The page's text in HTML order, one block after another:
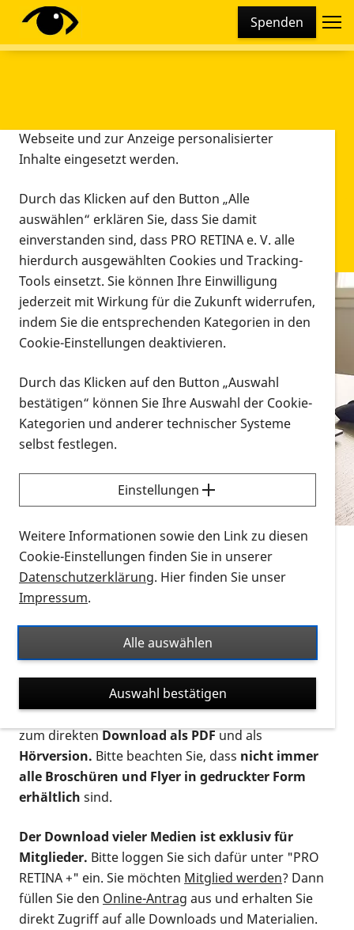
Spenden
Infomaterial
Infomaterial
Vorlesen
Alle Infomaterialien in verschiedenen
Formaten an einem Ort
Sie möchten wissen, wie Sie nach Infonmaterial
suchen und dieses bestellen bzw. herunterladen
können? Schauen Sie sich dieErklärvideos zum
Thema Infomaterial auf der PRO RETINA-Website
für blinde und sehbehinderte Menschen an.
Auf dieser Seite finden Sie sämtliches Infomaterial
Ort. Nutzen Sie den Formatfilter, um ausschließlich
nach Flyern und Broschüren, Audios oder Videos zu
suchen. Die meisten Flyer und Broschüren werden in
verschiedenen Formaten angeboten: zur
postalischen Bestellung als gedruckte Variante
zum direktenDownload als PDFund als
Hörversion. Bitte beachten Sie, dass nicht immer
alle Broschüren und Flyer in gedruckter Form
erhältlich sind.
Der Download vieler Medien ist exklusiv für
Mitglieder. Bitte loggen Sie sich dafür unter "PRO
RETINA +" ein. Sie möchten Mitglied werden? Dann
füllen Sie den Online-Antrag aus und erhalten Sie
direkt Zugriff auf alle Downloads und Materialien.
Diese Webseite setzt verschiedene Cookies und
Tracking-Tools ein. Dies beinhaltet Cookies und
Webseite und zur Anzeige personalisierter
Inhalte eingesetzt werden.
Durch das Klicken auf den Button „Alle
auswählen“ erklären Sie, dass Sie damit
einverstanden sind, dass PRO RETINA e. V. alle
hierdurch ausgewählten Cookies und Tracking-
Tools einsetzt. Sie können Ihre Einwilligung
jederzeit mit Wirkung für die Zukunft widerrufen,
indem Sie die entsprechenden Kategorien in den
Cookie-Einstellungen deaktivieren.
Durch das Klicken auf den Button „Auswahl
bestätigen“ können Sie Ihre Auswahl der Cookie-
Kategorien und anderer technischer Systeme
selbst festlegen.
Einstellungen
Weitere Informationen sowie den Link zu diesen
Cookie-Einstellungen finden Sie in unserer
Datenschutzerklärung. Hier finden Sie unser
Impressum.
Alle auswählen
Auswahl bestätigen